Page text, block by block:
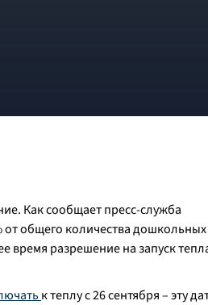
Как сообщает пресс-служба
от общего количества дошкольных
время разрешение на запуск
к теплу с 26 сентября – эту